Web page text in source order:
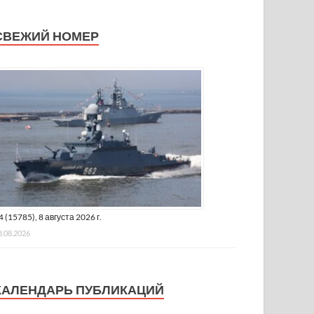
НОМЕР
(15785), 8 августа 2026 г.
ПУБЛИКАЦИЙ